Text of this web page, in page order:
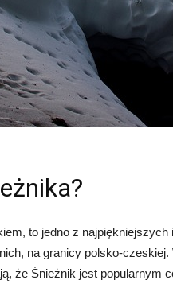
to jedno z
na granicy polsko-czeskiej.
że Śnieżnik jest popularnym